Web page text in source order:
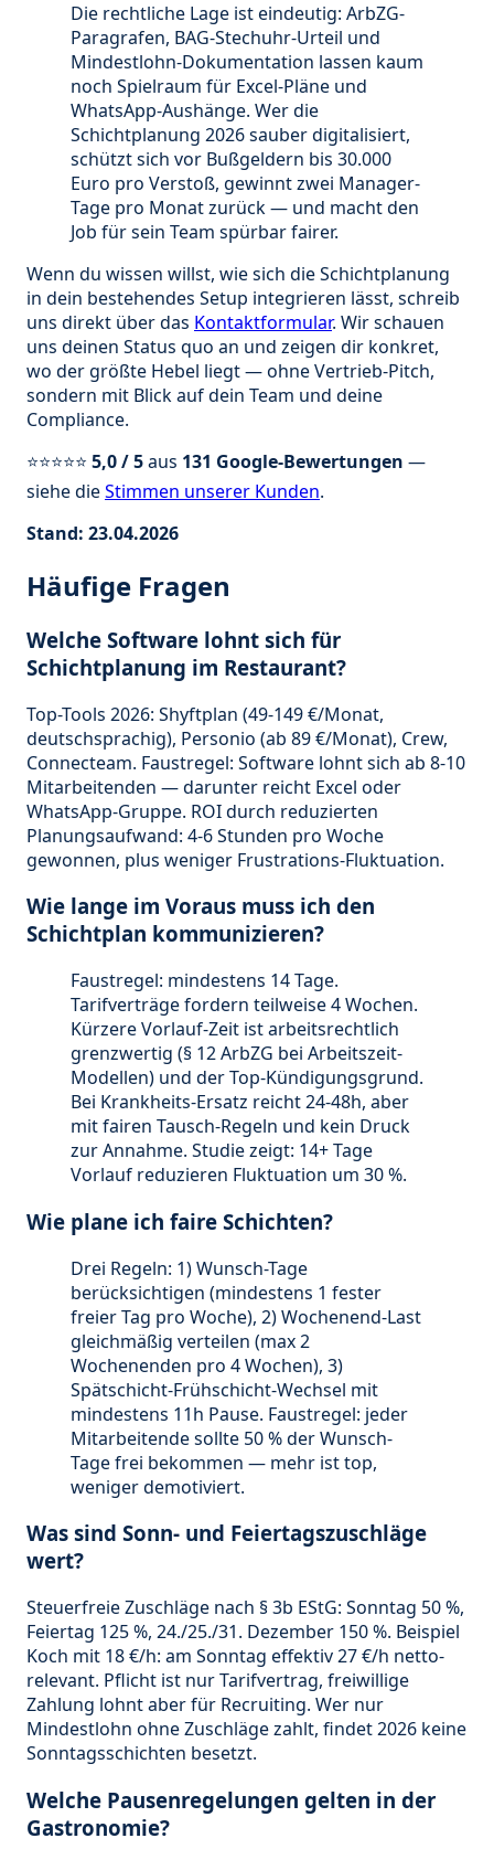
Die rechtliche Lage ist eindeutig: ArbZG-
Paragrafen, BAG-Stechuhr-Urteil und
Mindestlohn-Dokumentation lassen kaum
noch Spielraum für Excel-Pläne und
WhatsApp-Aushänge. Wer die
Schichtplanung 2026 sauber digitalisiert,
schützt sich vor Bußgeldern bis 30.000
Euro pro Verstoß, gewinnt zwei Manager-
Tage pro Monat zurück — und macht den
Job für sein Team spürbar fairer.
Wenn du wissen willst, wie sich die Schichtplanung
in dein bestehendes Setup integrieren lässt, schreib
uns direkt über das Kontaktformular. Wir schauen
uns deinen Status quo an und zeigen dir konkret,
wo der größte Hebel liegt — ohne Vertrieb-Pitch,
sondern mit Blick auf dein Team und deine
Compliance.
⭐⭐⭐⭐⭐ 5,0 / 5aus 131 Google-Bewertungen —
siehe dieStimmen unserer Kunden.
Stand: 23.04.2026
Häufige Fragen
Welche Software lohnt sich für
Schichtplanung im Restaurant?
Top-Tools 2026: Shyftplan (49-149 €/Monat,
deutschsprachig), Personio (ab 89 €/Monat), Crew,
Connecteam. Faustregel: Software lohnt sich ab 8-10
Mitarbeitenden — darunter reicht Excel oder
WhatsApp-Gruppe. ROI durch reduzierten
Planungsaufwand: 4-6 Stunden pro Woche
gewonnen, plus weniger Frustrations-Fluktuation.
Wie lange im Voraus muss ich den
Schichtplan kommunizieren?
Faustregel: mindestens 14 Tage.
Tarifverträge fordern teilweise 4 Wochen.
Kürzere Vorlauf-Zeit ist arbeitsrechtlich
grenzwertig (§ 12 ArbZG bei Arbeitszeit-
Modellen) und der Top-Kündigungsgrund.
Bei Krankheits-Ersatz reicht 24-48h, aber
mit fairen Tausch-Regeln und kein Druck
zur Annahme. Studie zeigt: 14+ Tage
Vorlauf reduzieren Fluktuation um 30 %.
Wie plane ich faire Schichten?
Drei Regeln: 1) Wunsch-Tage
berücksichtigen (mindestens 1 fester
freier Tag pro Woche), 2) Wochenend-Last
gleichmäßig verteilen (max 2
Wochenenden pro 4 Wochen), 3)
Spätschicht-Frühschicht-Wechsel mit
mindestens 11h Pause. Faustregel: jeder
Mitarbeitende sollte 50 % der Wunsch-
Tage frei bekommen — mehr ist top,
weniger demotiviert.
Was sind Sonn- und Feiertagszuschläge
wert?
Steuerfreie Zuschläge nach § 3b EStG: Sonntag 50 %,
Feiertag 125 %, 24./25./31. Dezember 150 %. Beispiel
Koch mit 18 €/h: am Sonntag effektiv 27 €/h netto-
relevant. Pflicht ist nur Tarifvertrag, freiwillige
Zahlung lohnt aber für Recruiting. Wer nur
Mindestlohn ohne Zuschläge zahlt, findet 2026 keine
Sonntagsschichten besetzt.
Welche Pausenregelungen gelten in der
Gastronomie?